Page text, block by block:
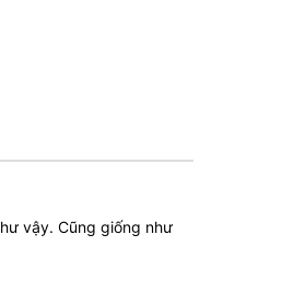
vậy. Cũng giống như